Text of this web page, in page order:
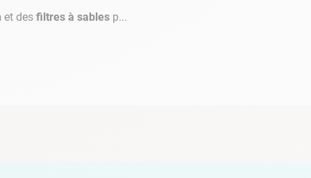
et des filtres à sables p...